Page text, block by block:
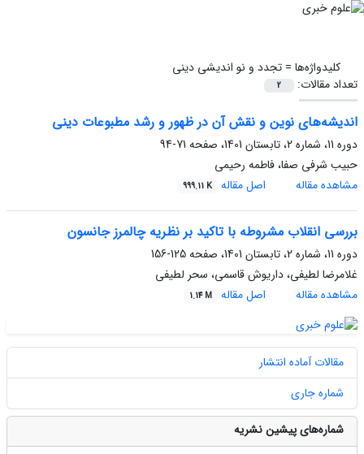
کلیدواژه‌ها =تجدد و نو اندیشی دینی
تعداد مقالات:
2
اندیشه‌های نوین و نقش آن در ظهور و رشد مطبوعات دینی
دوره 11، شماره 2، تابستان 1401، صفحه
71-94
حبیب شرفی صفا، فاطمه رحیمی
مشاهده مقاله
اصل مقاله 999.11 K
بررسی انقلاب مشروطه با تاکید بر نظریه چالمرز جانسون
دوره 11، شماره 2، تابستان 1401، صفحه
125-156
غلامرضا لطیفی، داریوش قاسمی، سحر لطیفی
مشاهده مقاله
اصل مقاله 1.14 M
مقالات آماده انتشار
شماره جاری
شماره‌های پیشین نشریه